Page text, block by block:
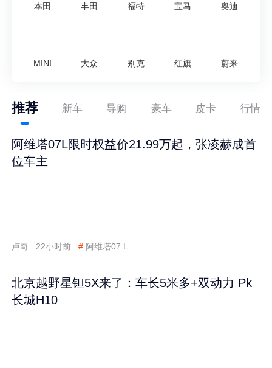
本田 丰田 福特 宝马 奥迪
MINI 大众 别克 红旗 蔚来
推荐 新车 导购 豪车 皮卡 行情
阿维塔07L限时权益价21.99万起，张凌赫成首
位车主
卢奇 22小时前 # 阿维塔07 L
北京越野星钽5X来了：车长5米多+双动力 Pk
长城H10